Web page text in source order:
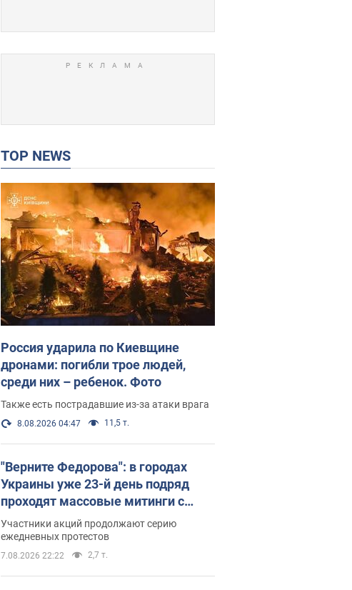
TOP NEWS
Россия ударила по Киевщине
дронами: погибли трое людей,
среди них – ребенок. Фото
Также есть пострадавшие из-за атаки врага
8.08.2026 04:47 11,5 т.
"Верните Федорова": в городах
Украины уже 23-й день подряд
проходят массовые митинги с
плакатами. Фото и видео
Участники акций продолжают серию
ежедневных протестов
7.08.2026 22:22 2,7 т.